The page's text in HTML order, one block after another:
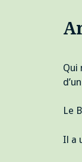
Qui
Le
Il a